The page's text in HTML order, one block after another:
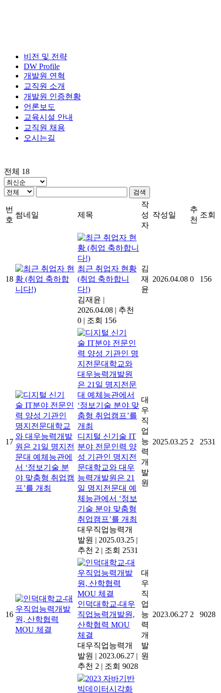
비전 및 전략
DW Profile
개발원 연혁
교직원 소개
개발원 인증현황
언론보도
교육시설 안내
교직원 채용
오시는길
전체 18
검색
번
호
썸네일 제목
작
성
자
작성일
추
천
조회
18
최근 취업자 현황
(취업 축하합니
다!)
김재윤 |
2026.04.08 | 추천
0 | 조회 156
김
재
윤
2026.04.08 0 156
17
디지털 신기술 IT
분야 전문인력 양
성 기관인 명지전
문대학교와 대우
능력개발원은 21
일 명지전문대 예
체능관에서 ‘정보
기술 분야 맞춤형
취업캠프’를 개최
대우직업능력개
발원 | 2025.03.25 |
추천 2 | 조회 2531
대
우
직
업
능
력
개
발
원
2025.03.25 2 2531
16
인덕대학교-대우
직업능력개발원,
산학협력 MOU
체결
대우직업능력개
발원 | 2023.06.27 |
추천 2 | 조회 9028
대
우
직
업
능
력
개
발
원
2023.06.27 2 9028